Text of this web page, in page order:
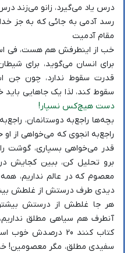
درس یاد می‌گیرد، زانو می‌زند
رسد آدمی به جائی که به جز
مقام آدمیت
خب از اینطرفش هم هست، فی
برای انسان می‌گوید، برای
قدرت سقوط ندارد، چون جن
سقوط کند، لذا یک جاهایی باید
دست هیچ‌کس نسپار!
بچه‌ها راجع‌به دوستانمان،
راجع‌به انجوی که می‌خواهی
قدر می‌خواهی بسپاری، گوشت را
برو تحلیل کن، ببین
معصوم که در عالم نداریم،
دیدی طرف درستش از غلطش
هر جا غلطش از درستش
آنطرف هم سیاهی مطلق
کتاب کنند 20
سفیدی مطلق، مگر معصومین!